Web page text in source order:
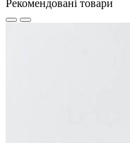
Рекомендовані товари